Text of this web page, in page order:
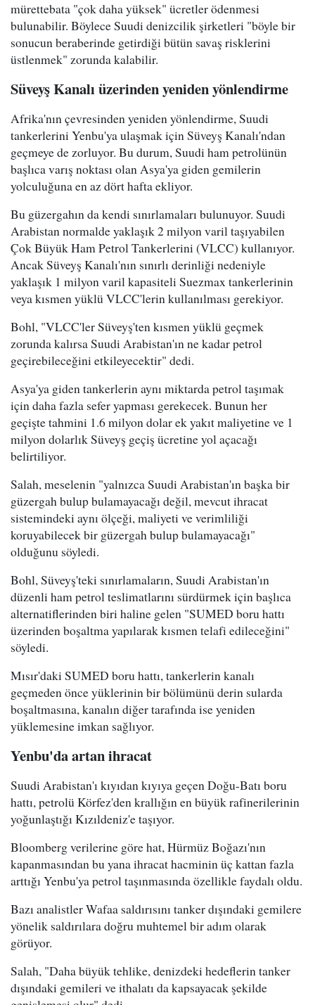
mürettebata "çok daha yüksek" ücretler ödenmesi
bulunabilir. Böylece Suudi denizcilik şirketleri "böyle bir
sonucun beraberinde getirdiği bütün savaş risklerini
üstlenmek" zorunda kalabilir.
Süveyş Kanalı üzerinden yeniden yönlendirme
Afrika'nın çevresinden yeniden yönlendirme, Suudi
tankerlerini Yenbu'ya ulaşmak için Süveyş Kanalı'ndan
geçmeye de zorluyor. Bu durum, Suudi ham petrolünün
başlıca varış noktası olan Asya'ya giden gemilerin
yolculuğuna en az dört hafta ekliyor.
Bu güzergahın da kendi sınırlamaları bulunuyor. Suudi
Arabistan normalde yaklaşık 2 milyon varil taşıyabilen
Çok Büyük Ham Petrol Tankerlerini (VLCC) kullanıyor.
Ancak Süveyş Kanalı'nın sınırlı derinliği nedeniyle
yaklaşık 1 milyon varil kapasiteli Suezmax tankerlerinin
veya kısmen yüklü VLCC'lerin kullanılması gerekiyor.
Bohl, "VLCC'ler Süveyş'ten kısmen yüklü geçmek
zorunda kalırsa Suudi Arabistan'ın ne kadar petrol
geçirebileceğini etkileyecektir" dedi.
Asya'ya giden tankerlerin aynı miktarda petrol taşımak
için daha fazla sefer yapması gerekecek. Bunun her
geçişte tahmini 1.6 milyon dolar ek yakıt maliyetine ve 1
milyon dolarlık Süveyş geçiş ücretine yol açacağı
belirtiliyor.
Salah, meselenin "yalnızca Suudi Arabistan'ın başka bir
güzergah bulup bulamayacağı değil, mevcut ihracat
sistemindeki aynı ölçeği, maliyeti ve verimliliği
koruyabilecek bir güzergah bulup bulamayacağı"
olduğunu söyledi.
Bohl, Süveyş'teki sınırlamaların, Suudi Arabistan'ın
düzenli ham petrol teslimatlarını sürdürmek için başlıca
alternatiflerinden biri haline gelen "SUMED boru hattı
üzerinden boşaltma yapılarak kısmen telafi edileceğini"
söyledi.
Mısır'daki SUMED boru hattı, tankerlerin kanalı
geçmeden önce yüklerinin bir bölümünü derin sularda
boşaltmasına, kanalın diğer tarafında ise yeniden
yüklemesine imkan sağlıyor.
Yenbu'da artan ihracat
Suudi Arabistan'ı kıyıdan kıyıya geçen Doğu-Batı boru
hattı, petrolü Körfez'den krallığın en büyük rafinerilerinin
yoğunlaştığı Kızıldeniz'e taşıyor.
Bloomberg verilerine göre hat, Hürmüz Boğazı'nın
kapanmasından bu yana ihracat hacminin üç kattan fazla
arttığı Yenbu'ya petrol taşınmasında özellikle faydalı oldu.
Bazı analistler Wafaa saldırısını tanker dışındaki gemilere
yönelik saldırılara doğru muhtemel bir adım olarak
görüyor.
Salah, "Daha büyük tehlike, denizdeki hedeflerin tanker
dışındaki gemileri ve ithalatı da kapsayacak şekilde